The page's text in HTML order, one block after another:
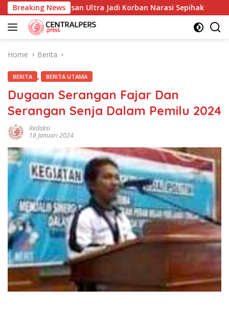
Skip
to
content
Breaking News
Yayasan Ultra Jadi Korban Narasi Sepihak 234SC
Home Berita
BERITA , BERITA UTAMA
Dugaan Serangan Fajar Dan
Serangan Senja Dalam Pemilu 2024
Redaksi
18 Januari 2024